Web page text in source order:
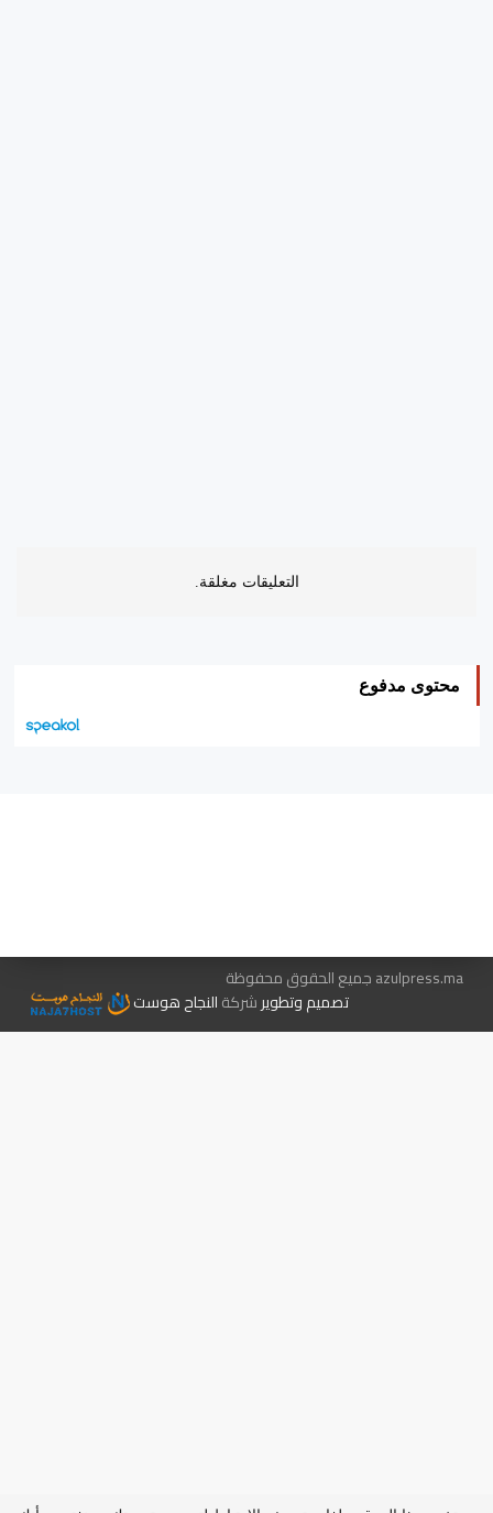
التعليقات مغلقة.
محتوى مدفوع
azulpress.ma جميع الحقوق محفوظة
تصميم وتطويرشركةالنجاح هوست